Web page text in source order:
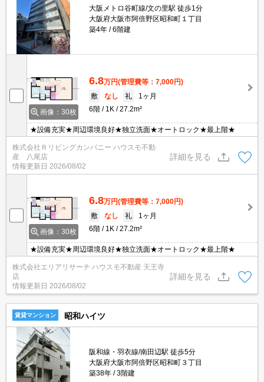
大阪メトロ谷町線/文の里駅 徒歩1分
大阪府大阪市阿倍野区昭和町１丁目
築4年
6階建
画像：30枚
6.8万円(管理費等：7,000円)
敷
なし 礼
1ヶ月
6階
1K 27.2m²
★設備充実★周辺環境良好★独立洗面★オートロック★最上階★
株式会社Ｒリビングカンパニー ハウスモ不動
産 八尾店
情報更新日 2026/08/02
詳細を見る
画像：30枚
6.8万円(管理費等：7,000円)
敷
なし 礼
1ヶ月
6階
1K 27.2m²
★設備充実★周辺環境良好★独立洗面★オートロック★最上階★
株式会社エリアリサーチ ハウスモ不動産 天王寺
店
情報更新日 2026/08/02
詳細を見る
賃貸マンション 昭和ハイツ
阪和線・羽衣線/南田辺駅 徒歩5分
大阪府大阪市阿倍野区昭和町３丁目
築38年
3階建